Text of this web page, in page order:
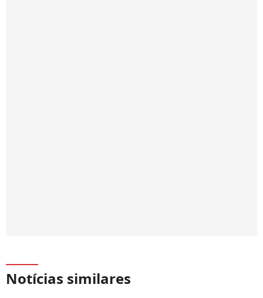
Notícias similares